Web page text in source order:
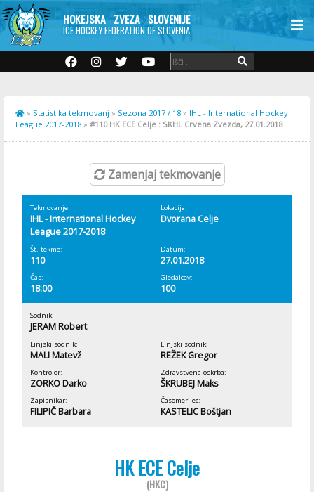
HOKEJSKA ZVEZA SLOVENIJE
ICE HOCKEY FEDERATION OF SLOVENIA
» Statistika tekmovanj » Sezona 2017 / 18 » IHL - International Hockey
League 2017-2018 » #110 HK ECE Celje : SKHL Crvena Zvezda, 27.01.2018
Zamenjaj tekmovanje
Tekmovanje:
IHL - International Hockey
League 2017-2018
Lokacija:
Dvorana Celje
Št. tekme:
110
Datum:
27.01.2018
Čas:
18:00
Gledalcev:
100
Sodnik:
JERAM Robert
Linjski sodnik:
MALI Matevž
Linjski sodnik:
REŽEK Gregor
Kontrolor:
ZORKO Darko
Zdravstvena oskrba:
ŠKRUBEJ Maks
Zapisnikar:
FILIPIČ Barbara
Časomerilec:
KASTELIC Boštjan
HK ECE Celje
(HKC)